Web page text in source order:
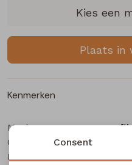
Bermuda's
Kies een
Plaats in
Kenmerken
Merk
Categorie
Leverancierscode
Consent